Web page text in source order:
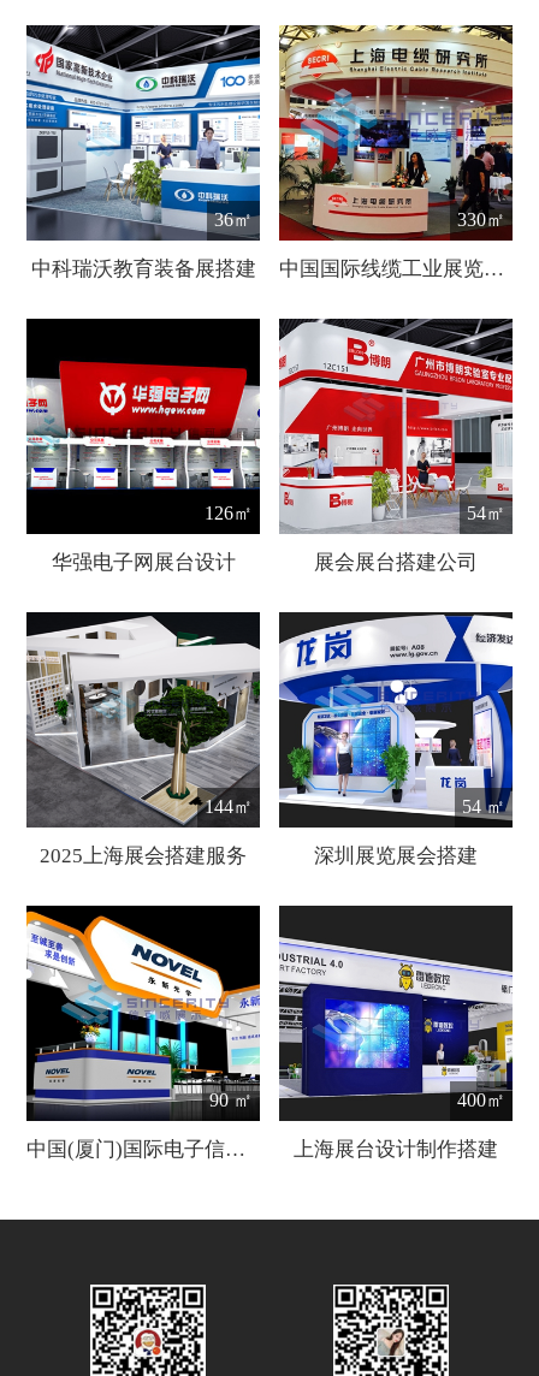
36㎡
中科瑞沃教育装备展搭建
330㎡
中国国际线缆工业展览会展台设计
126㎡
华强电子网展台设计
54㎡
展会展台搭建公司
144㎡
2025上海展会搭建服务
54 ㎡
深圳展览展会搭建
90 ㎡
中国(厦门)国际电子信息及光电产业展览会
400㎡
上海展台设计制作搭建